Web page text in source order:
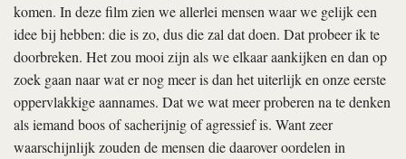
komen. In deze film zien we allerlei mensen waar we gelijk een
idee bij hebben: die is zo, dus die zal dat doen. Dat probeer ik te
doorbreken. Het zou mooi zijn als we elkaar aankijken en dan op
zoek gaan naar wat er nog meer is dan het uiterlijk en onze eerste
oppervlakkige aannames. Dat we wat meer proberen na te denken
als iemand boos of sacherijnig of agressief is. Want zeer
waarschijnlijk zouden de mensen die daarover oordelen in